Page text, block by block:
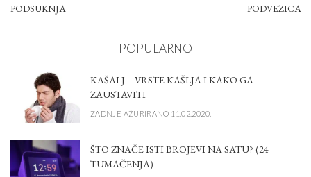
PODSUKNJA PODVEZICA
POPULARNO
KAŠALJ – VRSTE KAŠLJA I KAKO GA
ZAUSTAVITI
ZADNJE AŽURIRANO 11.02.2020.
ŠTO ZNAČE ISTI BROJEVI NA SATU? (24
TUMAČENJA)